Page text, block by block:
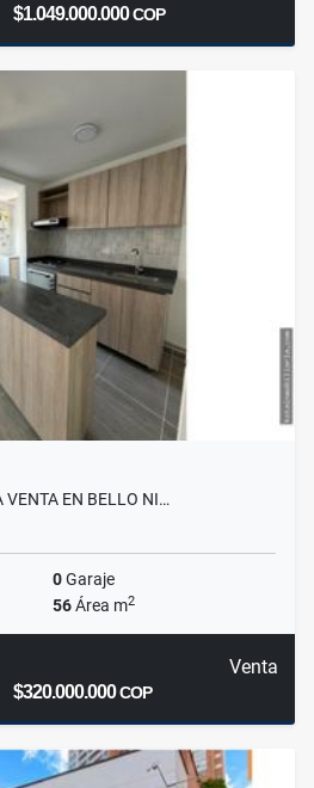
$1.049.000.000COP
VENTA EN BELLO NI…
0Garaje
56Área m2
Venta
$320.000.000COP